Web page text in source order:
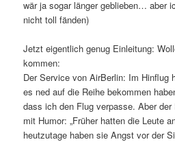
wär ja sogar länger geblieben… aber
nicht toll fänden)
Jetzt eigentlich genug Einleitung:
kommen:
Der Service von AirBerlin: Im Hinflug
es ned auf die Reihe bekommen
dass ich den Flug verpasse. Aber
mit Humor: „Früher hatten die Leute
heutzutage haben sie Angst vor der